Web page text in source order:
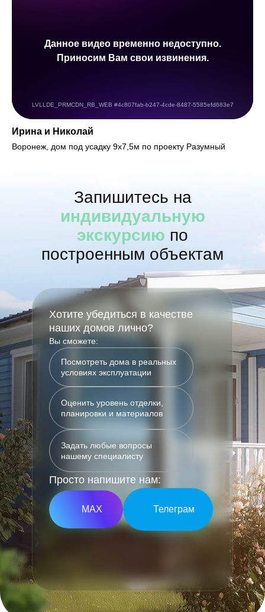
Ирина и Николай
Воронеж, дом под усадку 9х7,5м по проекту Разумный
Запишитесь на
индивидуальную
экскурсию по
построенным объектам
Хотите убедиться в качестве
наших домов лично?
Вы сможете:
Посмотреть дома в реальных
условиях эксплуатации
Оценить уровень отделки,
планировки и материалов
Задать любые вопросы
нашему специалисту
Просто напишите нам:
МАХ Телеграм